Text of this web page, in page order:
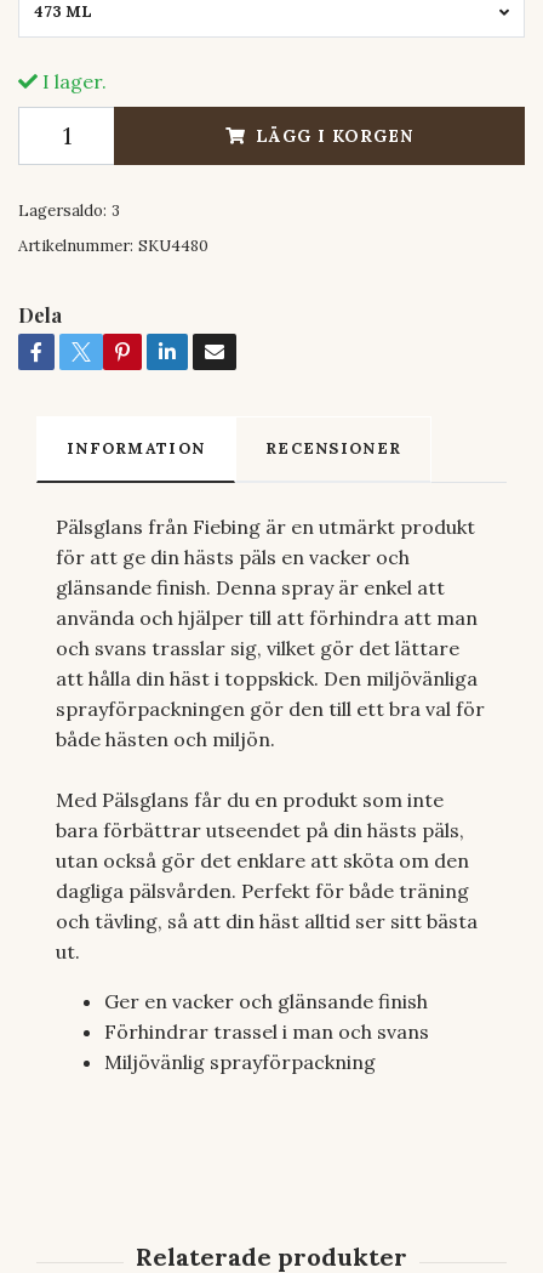
473 ML
I lager.
LÄGG I KORGEN
Lagersaldo: 3
Artikelnummer: SKU4480
Dela
INFORMATION RECENSIONER
Pälsglans från Fiebing är en utmärkt produkt
för att ge din hästs päls en vacker och
glänsande finish. Denna spray är enkel att
använda och hjälper till att förhindra att man
och svans trasslar sig, vilket gör det lättare
att hålla din häst i toppskick. Den miljövänliga
sprayförpackningen gör den till ett bra val för
både hästen och miljön.
Med Pälsglans får du en produkt som inte
bara förbättrar utseendet på din hästs päls,
utan också gör det enklare att sköta om den
dagliga pälsvården. Perfekt för både träning
och tävling, så att din häst alltid ser sitt bästa
ut.
Ger en vacker och glänsande finish
Förhindrar trassel i man och svans
Miljövänlig sprayförpackning